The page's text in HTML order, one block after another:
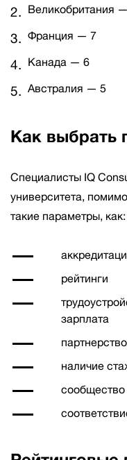
Великобритания
Франция — 7
Канада — 6
Австралия — 5
Как выбрать
Специалисты IQ
университета,
такие параметры, как:
рейтинги
зарплата
наличие